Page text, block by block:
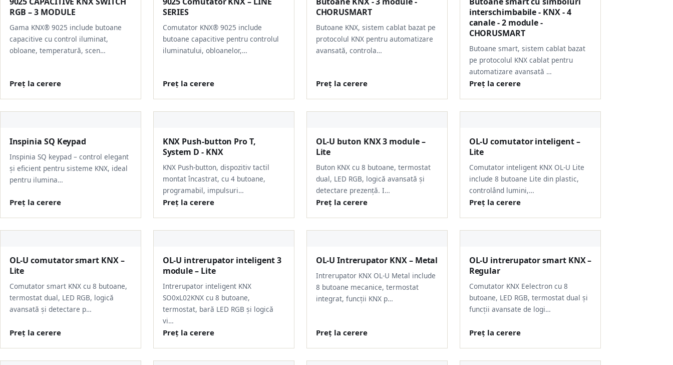
RGB – 3 MODULE
Gama KNX® 9025 include butoane
capacitive cu control iluminat,
obloane, temperatură, scen…
Preț la cerere
SERIES
Comutator KNX® 9025 include
butoane capacitive pentru controlul
iluminatului, obloanelor,…
Preț la cerere
CHORUSMART
Butoane KNX, sistem cablat bazat pe
protocolul KNX pentru automatizare
avansată, controla…
Preț la cerere
interschimbabile - KNX - 4
canale - 2 module -
CHORUSMART
Butoane smart, sistem cablat bazat
pe protocolul KNX cablat pentru
automatizare avansată …
Preț la cerere
Inspinia SQ Keypad
Inspinia SQ keypad – control elegant
și eficient pentru sisteme KNX, ideal
pentru ilumina…
Preț la cerere
KNX Push-button Pro T,
System D - KNX
KNX Push-button, dispozitiv tactil
montat încastrat, cu 4 butoane,
programabil, impulsuri…
Preț la cerere
OL-U buton KNX 3 module –
Lite
Buton KNX cu 8 butoane, termostat
dual, LED RGB, logică avansată și
detectare prezență. I…
Preț la cerere
OL-U comutator inteligent –
Lite
Comutator inteligent KNX OL-U Lite
include 8 butoane Lite din plastic,
controlând lumini,…
Preț la cerere
OL-U comutator smart KNX –
Lite
Comutator smart KNX cu 8 butoane,
termostat dual, LED RGB, logică
avansată și detectare p…
Preț la cerere
OL-U intrerupator inteligent 3
module – Lite
Intrerupator inteligent KNX
SO0xL02KNX cu 8 butoane,
termostat, bară LED RGB și logică
vi…
Preț la cerere
OL-U Intrerupator KNX – Metal
Intrerupator KNX OL-U Metal include
8 butoane mecanice, termostat
integrat, funcții KNX p…
Preț la cerere
OL-U intrerupator smart KNX –
Regular
Comutator KNX Eelectron cu 8
butoane, LED RGB, termostat dual și
funcții avansate de logi…
Preț la cerere